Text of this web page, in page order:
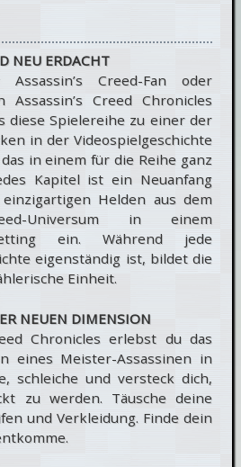
NEU ERDACHT
Creed-Fan oder
Assassin’s Creed Chronicles
diese Spielereihe zu einer der
in der Videospielgeschichte
in einem für die Reihe ganz
Kapitel ist ein Neuanfang
Helden aus dem
Universum in einem
ein. Während jede
eigenständig ist, bildet die
Einheit.
NEUEN DIMENSION
Chronicles erlebst du das
eines Meister-Assassinen in
schleiche und versteck dich,
zu werden. Täusche deine
und Verkleidung. Finde dein